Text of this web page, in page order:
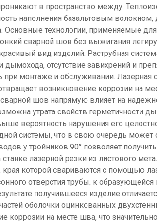
в пространство между.
наполнения базальтовым
Основные технологии, применяемые
сварной шов без выжигания
вид изделий. Раструбная
дымохода, отсутствие завихрений и
при монтаже и обслуживании.
возникновение коррозии на
шов напрямую влияет на
утрата свойств герметичности
вероятность нарушения его
системы, что в свою очередь
у тройников 90° позволяет
станке лазерной резки из листового
которой свариваются с помощью
отверстия трубы, к
получившееся изделие
оболочки оцинкованных
коррозии на месте шва, что